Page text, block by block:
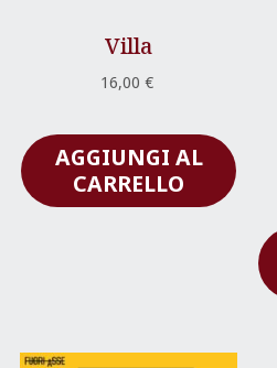
Villa
16,00€
AGGIUNGI AL
CARRELLO